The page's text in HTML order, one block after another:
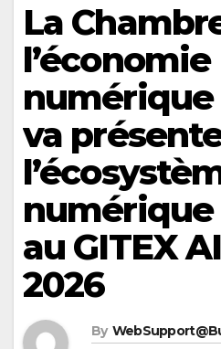
La
l’économie
numérique
va
numérique
au GITEX
2026
By